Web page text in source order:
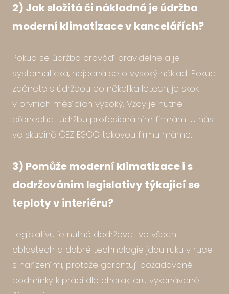
2) Jak složitá či nákladná je údržba
moderní klimatizace v kancelářích?
Pokud se údržba provádí pravidelně a je
systematická, nejedná se o vysoký náklad. Pokud
začnete s údržbou po několika letech, je skok
v prvních měsících vysoký. Vždy je nutné
přenechat údržbu profesionálním firmám. U nás
ve skupině ČEZ ESCO takovou firmu máme.
3) Pomůže moderní klimatizace i s
dodržováním legislativy týkající se
teploty v interiéru?
Legislativu je nutné dodržovat ve všech
oblastech a dobré technologie jdou ruku v ruce
s nařízeními, protože garantují požadované
podmínky k práci dle charakteru vykonávané